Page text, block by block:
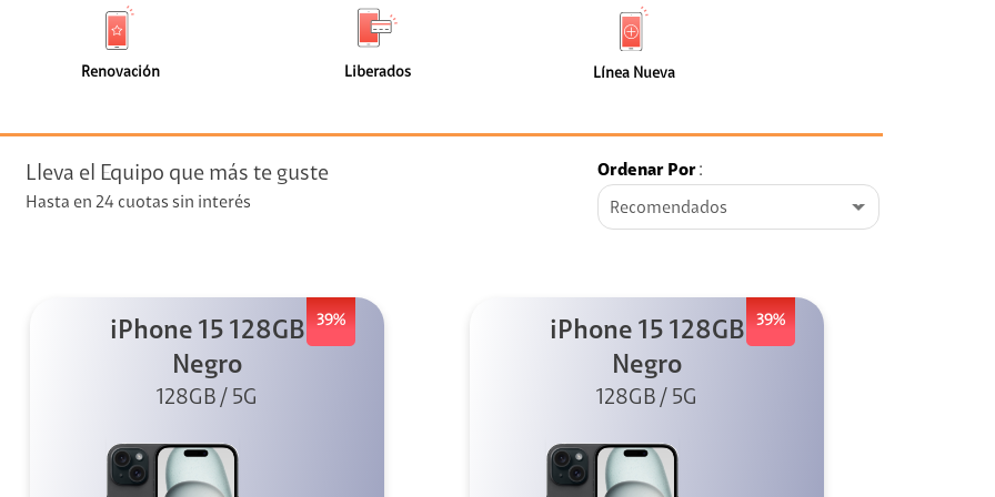
+ Telefonía
streaming
de
faceta
Renovación
(8)
faceta
Liberados
de
faceta
Línea Nueva
Nueva
(4)
Lleva el Equipo que más te guste
Hasta en 24 cuotas sin interés
Ordenar Por:
Recomendados
39%
iPhone 15 128GB
Negro
128GB / 5G
39%
iPhone 15 128GB
Negro
128GB / 5G